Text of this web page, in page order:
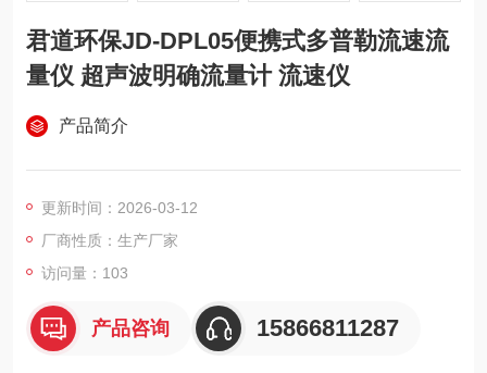
君道环保JD-DPL05便携式多普勒流速流
量仪 超声波明确流量计 流速仪
产品简介
更新时间：2026-03-12
厂商性质：生产厂家
访问量：103
产品咨询 15866811287